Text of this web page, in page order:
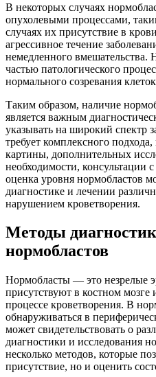
В некоторых случаях
опухолевыми процессами,
случаях их присутствие в
агрессивное течение
немедленного вмешательства.
частью патологического
нормального созревания
Таким образом, наличие
является важным
указывать на широкий спектр
требует комплексного
картины, дополнительных
необходимости, консультации
оценка уровня нормобластов
диагностике и лечении
нарушением кроветворения.
Методы
нормобластов
Нормобласты — это незрелые
присутствуют в костном
процессе кроветворения. В
обнаруживаться в
может свидетельствовать о
диагностики и исследования
несколько методов, которые
присутствие, но и оценить